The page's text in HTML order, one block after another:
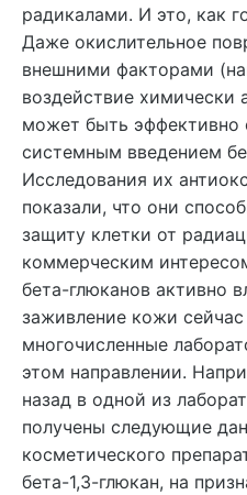
радикалами. И это, как
Даже окислительное
внешними факторами
воздействие химически
может быть эффективно
системным введением
Исследования их
показали, что они
защиту клетки от
коммерческим
бета-глюканов активно
заживление кожи сейчас
многочисленные
этом направлении.
назад в одной из
получены следующие
косметического
бета-1,3-глюкан, на